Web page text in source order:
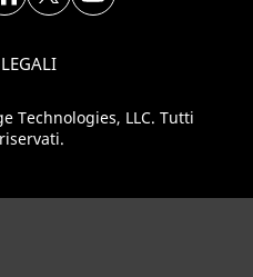
Technologies, LLC. Tutti